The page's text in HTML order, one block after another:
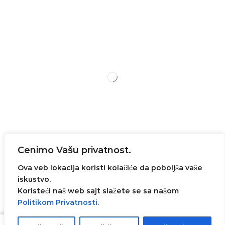
Cenimo Vašu privatnost.
Ova veb lokacija koristi kolačiće da poboljša vaše
iskustvo.
Koristeći naš web sajt slažete se sa našom
Politikom Privatnosti.
Sva prava zadržana© 2023